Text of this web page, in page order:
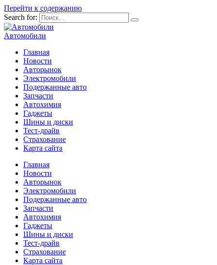
Перейти к содержанию
Search for:
Автомобили
Главная
Новости
Авторынок
Электромобили
Подержанные авто
Запчасти
Автохимия
Гаджеты
Шины и диски
Тест-драйв
Страхование
Карта сайта
Главная
Новости
Авторынок
Электромобили
Подержанные авто
Запчасти
Автохимия
Гаджеты
Шины и диски
Тест-драйв
Страхование
Карта сайта